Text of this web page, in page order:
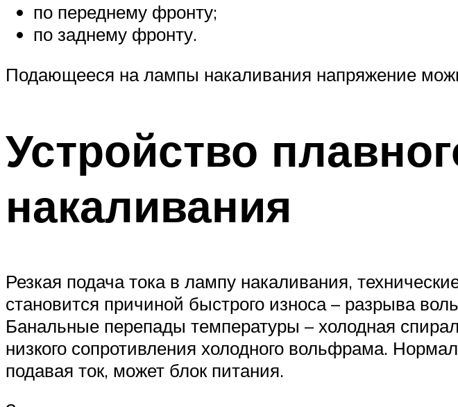
по переднему фронту;
по заднему фронту.
Подающееся на лампы накаливания напряжение
Устройство
накаливания
Резкая подача тока в лампу накаливания,
становится причиной быстрого износа – разрыва
Банальные перепады температуры – холодная
низкого сопротивления холодного вольфрама.
подавая ток, может блок питания.